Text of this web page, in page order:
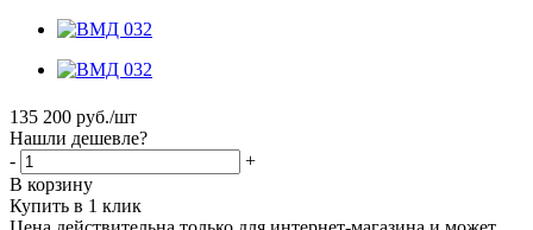
135 200 руб./шт
Нашли дешевле?
-
+
В корзину
Купить в 1 клик